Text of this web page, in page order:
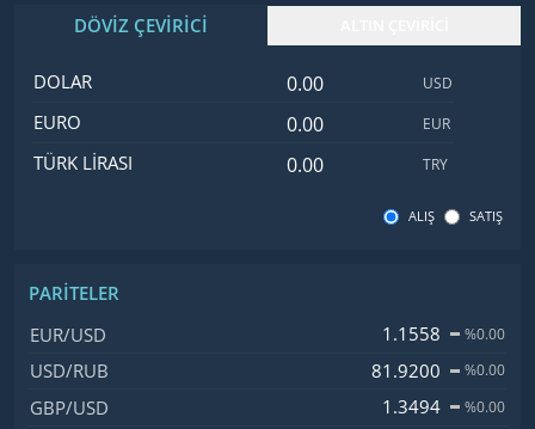
DÖVİZ ÇEVİRİCİ
İsimDeğer
DOLAR Dolar değeri USD
EURO Euro değeri EUR
TÜRK LIRASI Türk Lirası değeri
TRY
ALIŞ SATIŞ
PARITELER
İsim, Kod
EUR/USD 1.1558 %0.00
USD/RUB 81.9200 %0.00
GBP/USD 1.3494 %0.00